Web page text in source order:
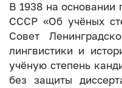
В 1938 на основании
СССР «Об учёных
Совет
лингвистики и
учёную степень
без защиты